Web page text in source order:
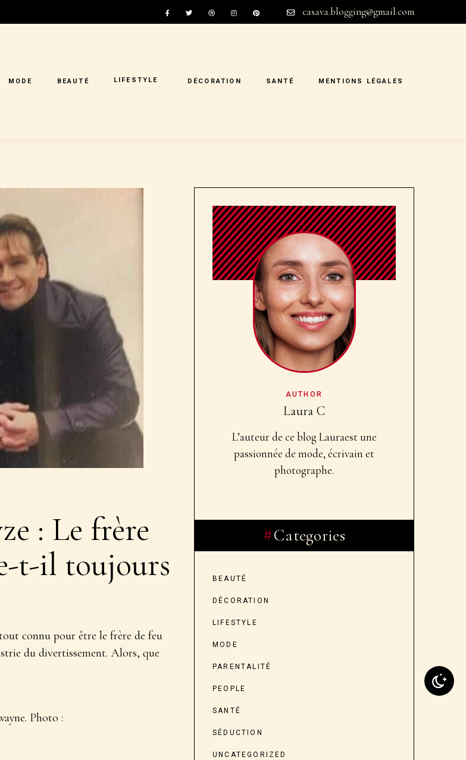
casava.blogging@gmail.com
MODE BEAUTÉ LIFESTYLE DÉCORATION SANTÉ MENTIONS LÉGALES
: Le frère
t-il toujours
connu pour être le frère de feu
du divertissement. Alors, que
Photo :
AUTHOR
Laura C
L’auteur de ce blog Lauraest une
passionnée de mode, écrivain et
photographe.
Categories
BEAUTÉ
DÉCORATION
LIFESTYLE
MODE
PARENTALITÉ
PEOPLE
SANTÉ
SÉDUCTION
UNCATEGORIZED